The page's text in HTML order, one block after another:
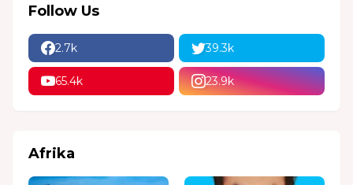
Follow Us
2.7k 39.3k
65.4k 23.9k
Afrika